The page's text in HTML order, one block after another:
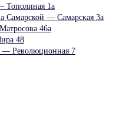
Тополиная 1а
Самарской — Самарская 3а
46а
48
Революционная 7